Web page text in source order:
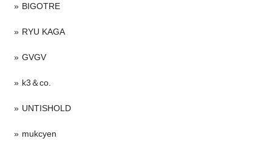
BIGOTRE
RYU KAGA
GVGV
k3＆co.
UNTISHOLD
mukcyen